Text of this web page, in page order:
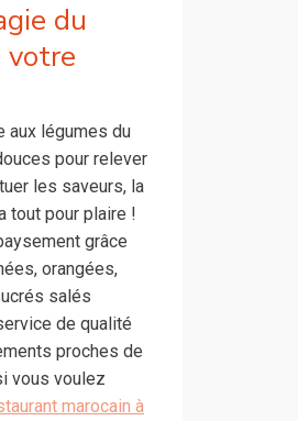
du
votre
aux légumes du
pour relever
les saveurs, la
tout pour plaire !
grâce
orangées,
salés
de qualité
proches de
vous voulez
marocain à